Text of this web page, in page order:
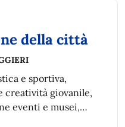
della città
e sportiva,
creatività giovanile,
eventi e musei,
associata